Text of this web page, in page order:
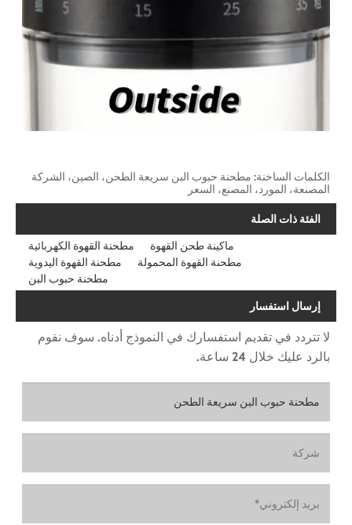
الكلمات الساخنة: مطحنة حبوب البن سريعة الطحن، الصين، الشركة
المصنعة، المورد، المصنع، السعر
الفئة ذات الصلة
مطحنة القهوة الكهربائية
ماكينة طحن القهوة
مطحنة القهوة اليدوية
مطحنة القهوة المحمولة
مطحنة حبوب البن
إرسال استفسار
لا تتردد في تقديم استفسارك في النموذج أدناه. سوف نقوم
بالرد عليك خلال 24 ساعة.